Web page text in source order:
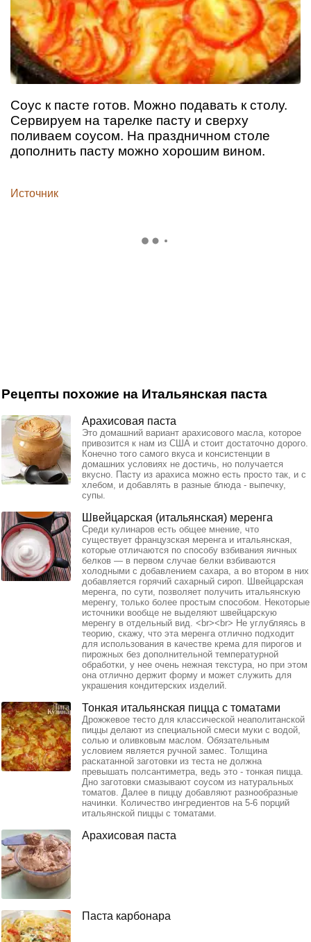
Соус к пасте готов. Можно подавать к столу.
Сервируем на тарелке пасту и сверху
поливаем соусом. На праздничном столе
дополнить пасту можно хорошим вином.
Источник
Рецепты похожие на Итальянская паста
Арахисовая паста
Это домашний вариант арахисового масла, которое
привозится к нам из США и стоит достаточно дорого.
Конечно того самого вкуса и консистенции в
домашних условиях не достичь, но получается
вкусно. Пасту из арахиса можно есть просто так, и с
хлебом, и добавлять в разные блюда - выпечку,
супы.
Швейцарская (итальянская) меренга
Среди кулинаров есть общее мнение, что
существует французская меренга и итальянская,
которые отличаются по способу взбивания яичных
белков — в первом случае белки взбиваются
холодными с добавлением сахара, а во втором в них
добавляется горячий сахарный сироп. Швейцарская
меренга, по сути, позволяет получить итальянскую
меренгу, только более простым способом. Некоторые
источники вообще не выделяют швейцарскую
меренгу в отдельный вид. <br><br> Не углубляясь в
теорию, скажу, что эта меренга отлично подходит
для использования в качестве крема для пирогов и
пирожных без дополнительной температурной
обработки, у нее очень нежная текстура, но при этом
она отлично держит форму и может служить для
украшения кондитерских изделий.
Тонкая итальянская пицца с томатами
Дрожжевое тесто для классической неаполитанской
пиццы делают из специальной смеси муки с водой,
солью и оливковым маслом. Обязательным
условием является ручной замес. Толщина
раскатанной заготовки из теста не должна
превышать полсантиметра, ведь это - тонкая пицца.
Дно заготовки смазывают соусом из натуральных
томатов. Далее в пиццу добавляют разнообразные
начинки. Количество ингредиентов на 5-6 порций
итальянской пиццы с томатами.
Арахисовая паста
Паста карбонара